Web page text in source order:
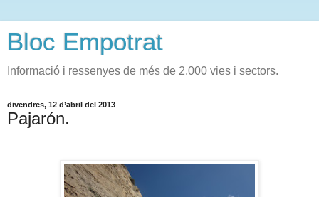
Bloc Empotrat
Informació i ressenyes de més de 2.000 vies i sectors.
divendres, 12 d’abril del 2013
Pajarón.